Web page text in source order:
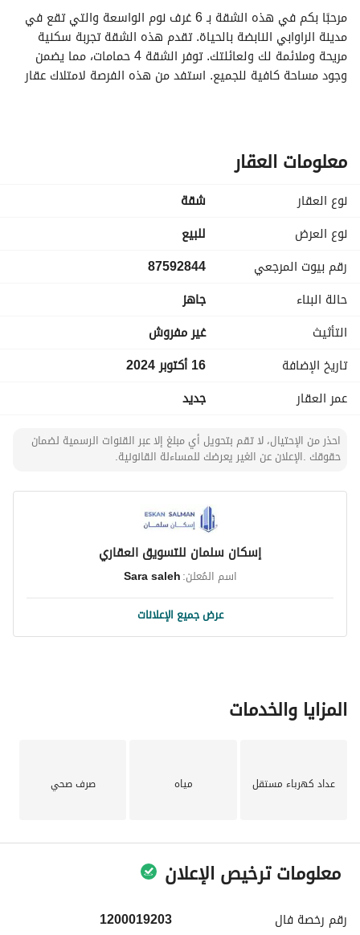
- 4 حمامات
الآن لترتيب موعد للمعاينة!
معلومات العقار
نوع العقار
شقة
نوع العرض
للبيع
رقم بيوت المرجعي
87592844
حالة البناء
جاهز
التأثيث
غير مفروش
تاريخ الإضافة
16 أكتوبر 2024
عمر العقار
جديد
احذر من الإحتيال، لا تقم بتحويل أي مبلغ إلا عبر القنوات الرسمية لضمان
حقوقك .الإعلان عن الغير يعرضك للمساءلة القانونية.
إسكان سلمان للتسويق العقاري
اسم المُعلن:Sara saleh
عرض جميع الإعلانات
المزايا والخدمات
عداد كهرباء مستقل مياه صرف صحي
معلومات ترخيص الإعلان
رقم رخصة فال
1200019203